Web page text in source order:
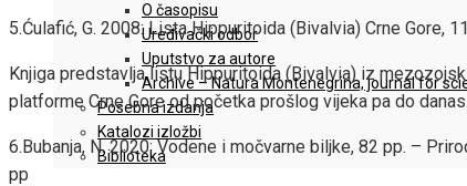
O časopisu
Uređivački odbor
Uputstvo za autore
Archive – Natura Montenegrina, journal for
Posebna izdanja
Katalozi izložbi
Biblioteka
5.Ćulafić, G. 2008: Lista Hippuritoida (Bivalvia) Crne Gore,
Knjiga predstavlja listu Hippuritoida (Bivalvia) iz
platforme Crne Gore od početka prošlog vijeka pa do danas.
6.Bubanja, N. 2020: Vodene i močvarne biljke, 82 pp. –
pp